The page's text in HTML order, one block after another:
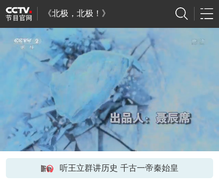
《北极，北极！》
听王立群讲历史 千古一帝秦始皇